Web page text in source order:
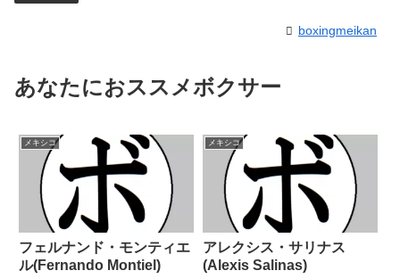
boxingmeikan
あなたにおススメボクサー
メキシコ
フェルナンド・モンティエ
ル(Fernando Montiel)
メキシコ
アレクシス・サリナス
(Alexis Salinas)